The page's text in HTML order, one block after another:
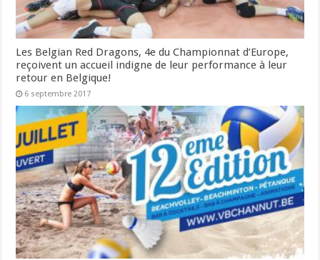
Les Belgian Red Dragons, 4e du Championnat d’Europe,
reçoivent un accueil indigne de leur performance à leur
retour en Belgique!
6 septembre 2017